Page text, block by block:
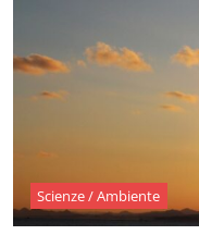
Scienze / Ambiente